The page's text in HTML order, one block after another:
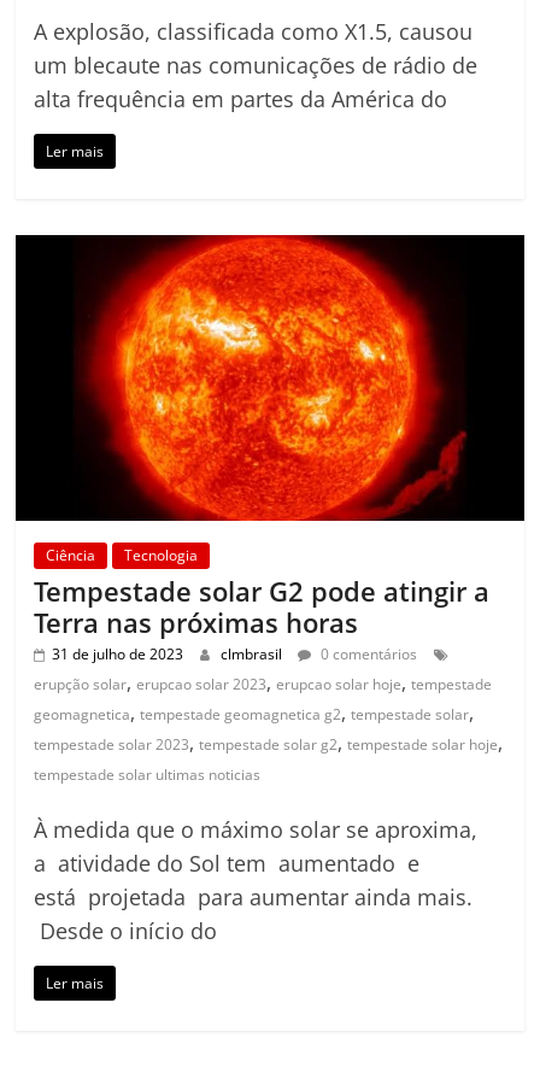
A explosão, classificada como X1.5, causou
um blecaute nas comunicações de rádio de
alta frequência em partes da América do
Ler mais
Ciência Tecnologia
Tempestade solar G2 pode atingir a
Terra nas próximas horas
31 de julho de 2023 clmbrasil
0 comentários
erupção solar,erupcao solar 2023,erupcao solar hoje,tempestade
geomagnetica,tempestade geomagnetica g2,tempestade solar,
tempestade solar 2023,tempestade solar g2,tempestade solar hoje,
tempestade solar ultimas noticias
À medida que o máximo solar se aproxima,
a atividade do Sol tem aumentado e
está projetada para aumentar ainda mais.
Desde o início do
Ler mais